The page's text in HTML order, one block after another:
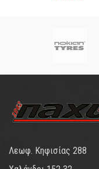
Λεωφ. Κηφισίας 288